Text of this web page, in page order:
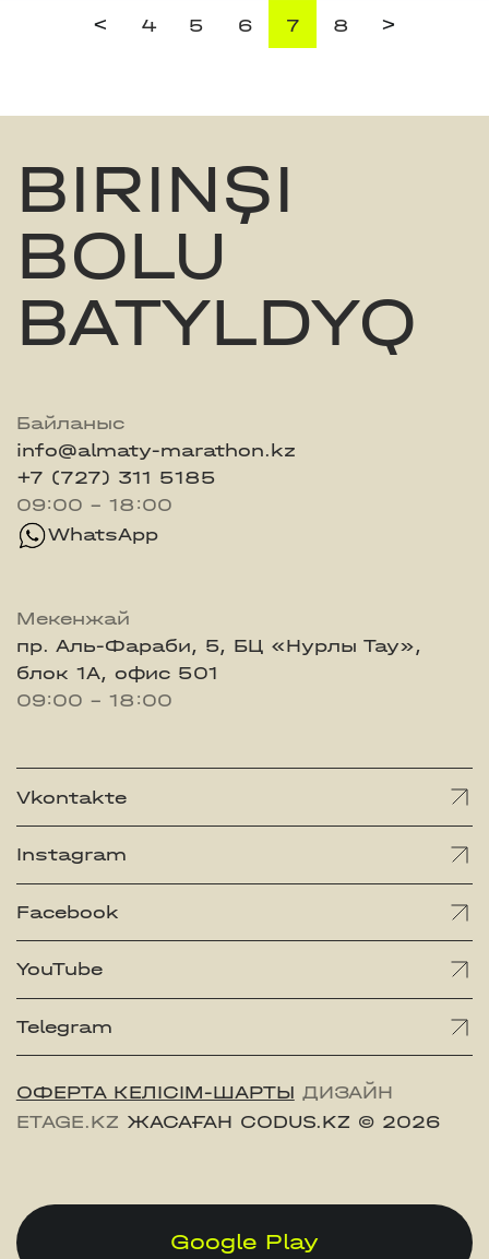
< 4 5 6 7 8 >
BIRINŞI
BOLU
BATYLDYQ
Байланыс
info@almaty-marathon.kz
+7 (727) 311 5185
09:00 - 18:00
WhatsApp
Мекенжай
пр. Аль-Фараби, 5, БЦ «Нурлы Тау»,
блок 1А, офис 501
09:00 - 18:00
Vkontakte
Instagram
Facebook
YouTube
Telegram
ОФЕРТА КЕЛІСІМ-ШАРТЫ ДИЗАЙН
ETAGE.KZ ЖАСАҒАН CODUS.KZ © 2026
Google Play